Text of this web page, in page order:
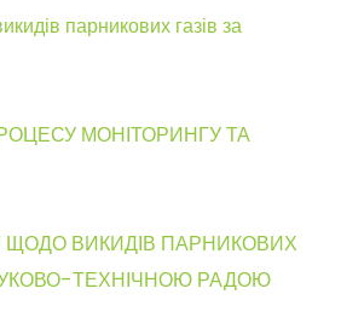
парникових газів за
МОНІТОРИНГУ ТА
ЩОДО ВИКИДІВ ПАРНИКОВИХ
ТЕХНІЧНОЮ РАДОЮ